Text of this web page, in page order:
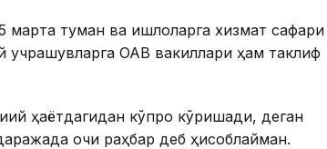
туман ва қишлоқларга хизмат сафари
ОАВ вакиллари ҳам таклиф
ҳаётдагидан кўпроқ кўришади, деган
очиқ раҳбар деб ҳисоблайман.